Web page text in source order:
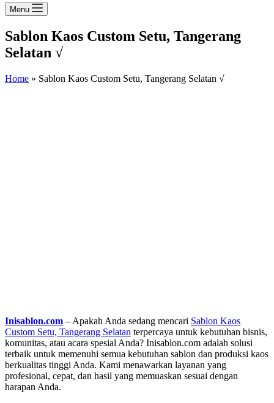
Menu
Sablon Kaos Custom Setu, Tangerang
Selatan √
Home » Sablon Kaos Custom Setu, Tangerang Selatan √
Inisablon.com – Apakah Anda sedang mencari Sablon Kaos
Custom Setu, Tangerang Selatan terpercaya untuk kebutuhan bisnis,
komunitas, atau acara spesial Anda? Inisablon.com adalah solusi
terbaik untuk memenuhi semua kebutuhan sablon dan produksi kaos
berkualitas tinggi Anda. Kami menawarkan layanan yang
profesional, cepat, dan hasil yang memuaskan sesuai dengan
harapan Anda.